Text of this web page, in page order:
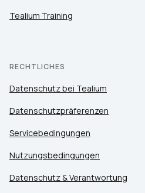
Tealium Training
RECHTLICHES
Datenschutz bei Tealium
Datenschutzpräferenzen
Servicebedingungen
Nutzungsbedingungen
Datenschutz & Verantwortung